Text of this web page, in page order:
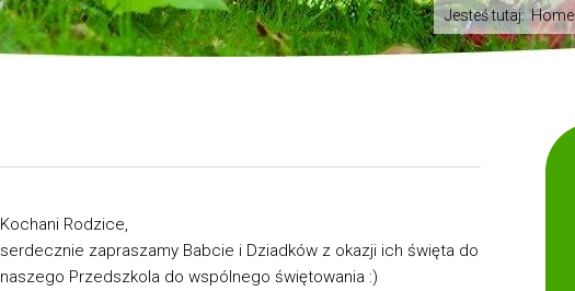
Jesteś tutaj:Home
Kochani Rodzice,
serdecznie zapraszamy Babcie i Dziadków z okazji ich święta do
naszego Przedszkola do wspólnego świętowania :)